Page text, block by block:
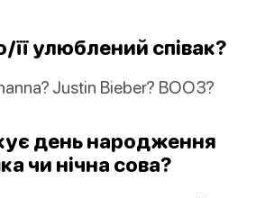
її улюблений співак?
Justin Bieber? ВООЗ?
день народження
чи нічна сова?